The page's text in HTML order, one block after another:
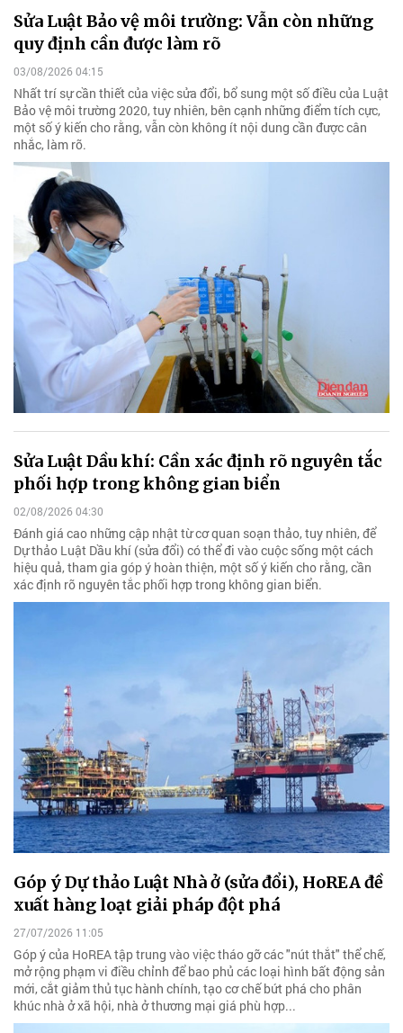
Sửa Luật Bảo vệ môi trường: Vẫn còn những
quy định cần được làm rõ
03/08/2026 04:15
Nhất trí sự cần thiết của việc sửa đổi, bổ sung một số điều của Luật
Bảo vệ môi trường 2020, tuy nhiên, bên cạnh những điểm tích cực,
một số ý kiến cho rằng, vẫn còn không ít nội dung cần được cân
nhắc, làm rõ.
Sửa Luật Dầu khí: Cần xác định rõ nguyên tắc
phối hợp trong không gian biển
02/08/2026 04:30
Đánh giá cao những cập nhật từ cơ quan soạn thảo, tuy nhiên, để
Dự thảo Luật Dầu khí (sửa đổi) có thể đi vào cuộc sống một cách
hiệu quả, tham gia góp ý hoàn thiện, một số ý kiến cho rằng, cần
xác định rõ nguyên tắc phối hợp trong không gian biển.
Góp ý Dự thảo Luật Nhà ở (sửa đổi), HoREA đề
xuất hàng loạt giải pháp đột phá
27/07/2026 11:05
Góp ý của HoREA tập trung vào việc tháo gỡ các "nút thắt" thể chế,
mở rộng phạm vi điều chỉnh để bao phủ các loại hình bất động sản
mới, cắt giảm thủ tục hành chính, tạo cơ chế bứt phá cho phân
khúc nhà ở xã hội, nhà ở thương mại giá phù hợp...